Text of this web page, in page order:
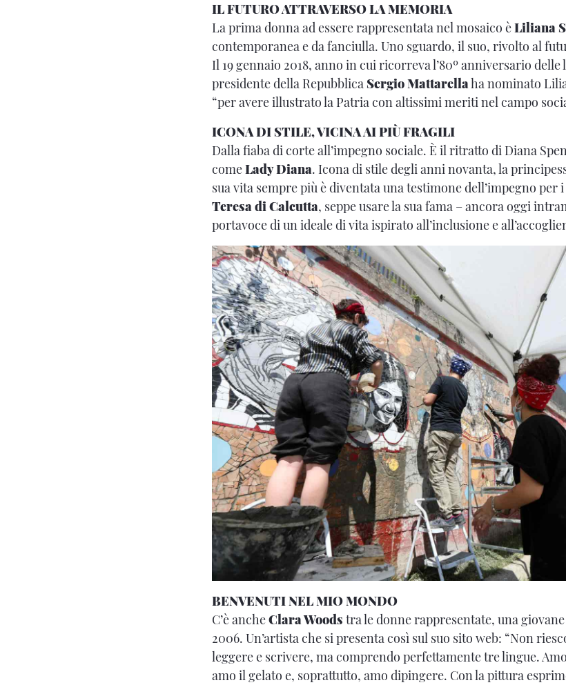
IL FUTURO ATTRAVERSO LA MEMORIA
La prima donna ad essere rappresentata nel mosaico èLiliana
contemporanea e da fanciulla. Uno sguardo, il suo, rivolto al
Il 19 gennaio 2018, anno in cui ricorreva l’80º anniversario
presidente della Repubblica Sergio Mattarellaha nominato
“per avere illustrato la Patria con altissimi meriti nel campo
ICONA DI STILE, VICINA AI PIÙ FRAGILI
Dalla fiaba di corte all’impegno sociale. È il ritratto di Diana
comeLady Diana. Icona di stile degli anni novanta, la
sua vita sempre più è diventata una testimone dell’impegno per
Teresa di Calcutta, seppe usare la sua fama – ancora oggi
portavoce di un ideale di vita ispirato all’inclusione e
BENVENUTI NEL MIO MONDO
C’è ancheClara Woods tra le donne rappresentate, una
2006. Un’artista che si presenta così sul suo sito web: “Non
leggere e scrivere, ma comprendo perfettamente tre lingue.
amo il gelato e, soprattutto, amo dipingere. Con la pittura